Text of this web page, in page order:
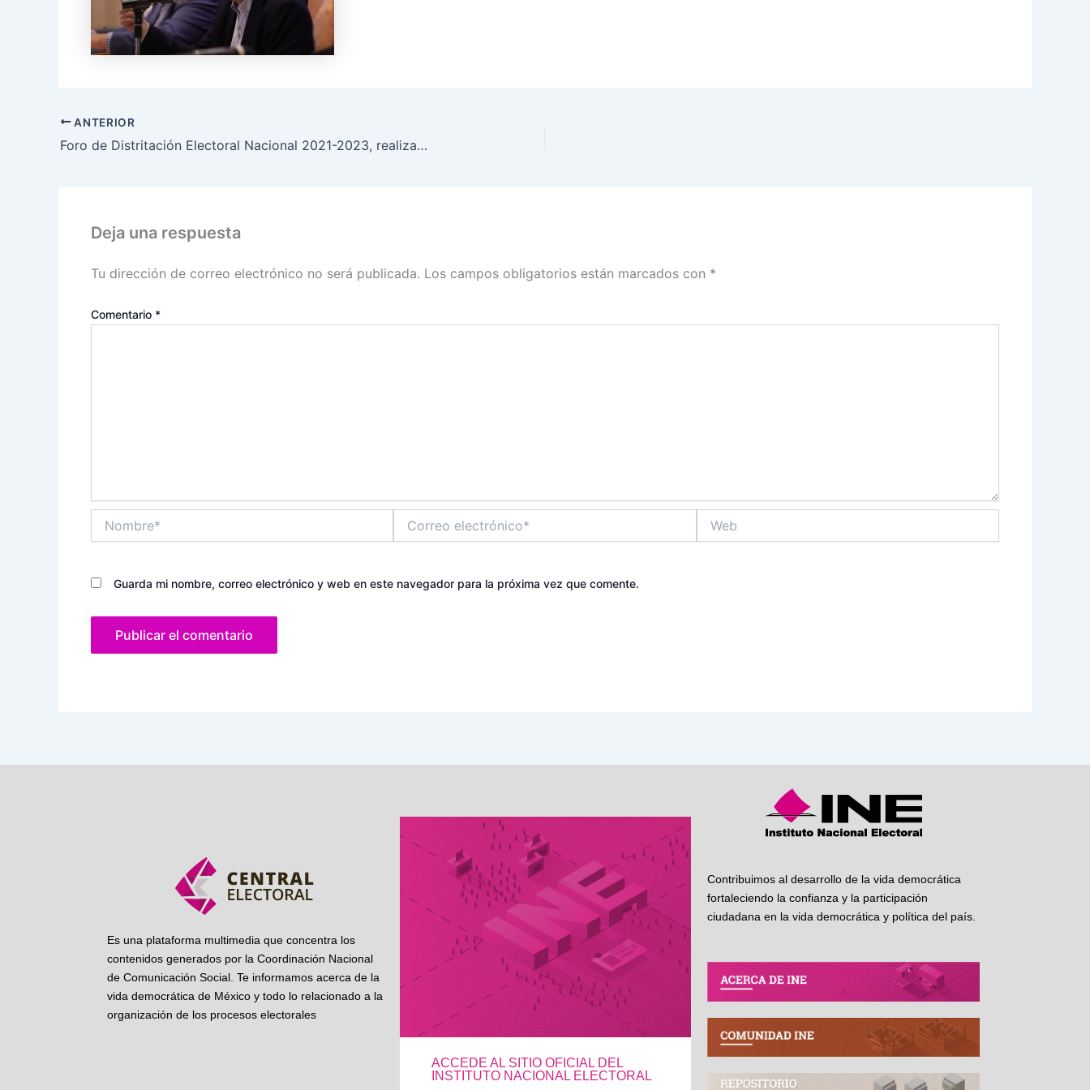
ANTERIOR
Foro de Distritación Electoral Nacional 2021-2023, realizado en Toluca, Estado de México
Deja una respuesta
Tu dirección de correo electrónico no será publicada. Los campos obligatorios están marcados con *
Comentario *
electrónico*
Guarda mi nombre, correo electrónico y web en este navegador para la próxima vez que comente.
Es una plataforma multimedia que concentra los
contenidos generados por la Coordinación Nacional
de Comunicación Social. Te informamos acerca de la
vida democrática de México y todo lo relacionado a la
organización de los procesos electorales
ACCEDE AL SITIO OFICIAL DEL
INSTITUTO NACIONAL ELECTORAL
Contribuimos al desarrollo de la vida democrática
fortaleciendo la confianza y la participación
ciudadana en la vida democrática y política del país.